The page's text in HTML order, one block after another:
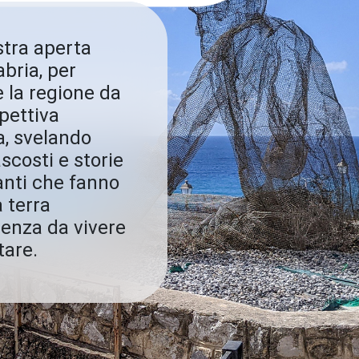
aperta
per
la regione da
svelando
e storie
che fanno
terra
da vivere